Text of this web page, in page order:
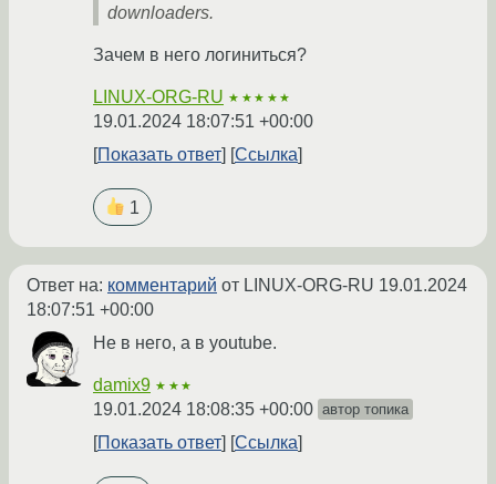
downloaders.
Зачем в него логиниться?
LINUX-ORG-RU ★★★★★
19.01.2024 18:07:51 +00:00
Показать ответ
Ссылка
1
Ответ на: комментарий от LINUX-ORG-RU 19.01.2024
18:07:51 +00:00
Не в него, а в youtube.
damix9 ★★★
19.01.2024 18:08:35 +00:00 автор топика
Показать ответ Ссылка